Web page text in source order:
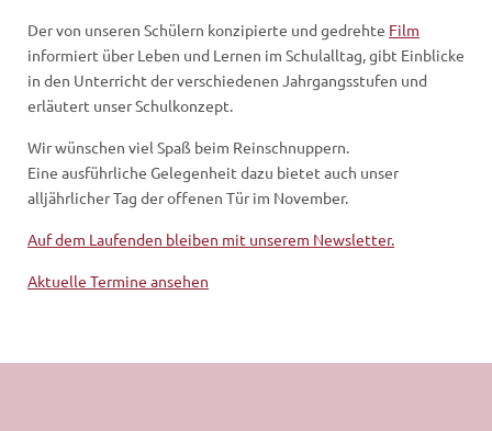
Der von unseren Schülern konzipierte und gedrehte Film
informiert über Leben und Lernen im Schulalltag, gibt Einblicke
in den Unterricht der verschiedenen Jahrgangsstufen und
erläutert unser Schulkonzept.
Wir wünschen viel Spaß beim Reinschnuppern.
Eine ausführliche Gelegenheit dazu bietet auch unser
alljährlicher Tag der offenen Tür im November.
Auf dem Laufenden bleiben mit unserem Newsletter.
Aktuelle Termine ansehen